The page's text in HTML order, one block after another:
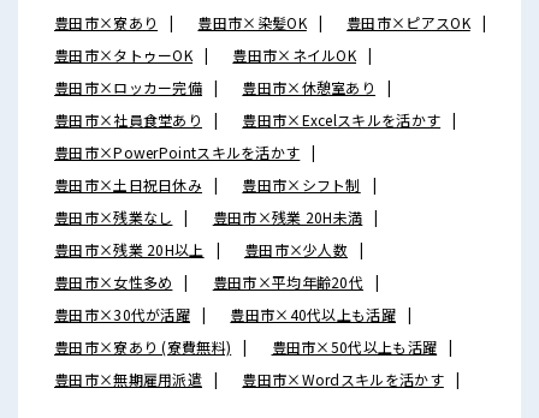
豊田市×寮あり
豊田市×染髪OK
豊田市×ピアスOK
豊田市×タトゥーOK
豊田市×ネイルOK
豊田市×ロッカー完備
豊田市×休憩室あり
豊田市×社員食堂あり
豊田市×Excelスキルを活かす
豊田市×PowerPointスキルを活かす
豊田市×土日祝日休み
豊田市×シフト制
豊田市×残業なし
豊田市×残業 20H未満
豊田市×残業 20H以上
豊田市×少人数
豊田市×女性多め
豊田市×平均年齢20代
豊田市×30代が活躍
豊田市×40代以上も活躍
豊田市×寮あり (寮費無料)
豊田市×50代以上も活躍
豊田市×無期雇用派遣
豊田市×Wordスキルを活かす